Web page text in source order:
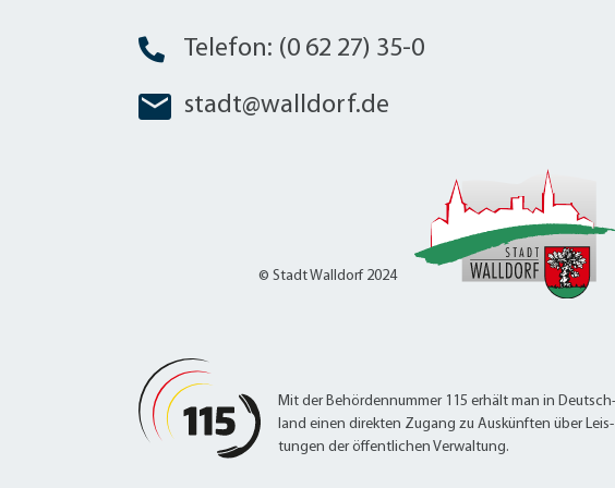
Telefon: (0 62 27) 35-0
stadt@walldorf.de
© Stadt Walldorf 2024
Mit der Behördennummer 115 erhält man in Deutsch-
land einen direkten Zugang zu Auskünften über Leis-
tungen der öffentlichen Verwaltung.